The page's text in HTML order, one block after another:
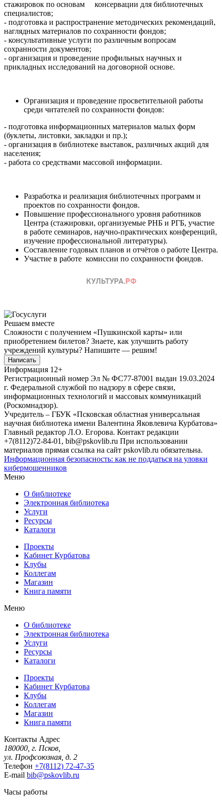
стажировок по основам консервации для библиотечных
специалистов;
- подготовка и распространение методических рекомендаций,
наглядных материалов по сохранности фондов;
- консультативные услуги по различным вопросам
сохранности документов;
- организация и проведение профильных научных и
прикладных исследований на договорной основе.
Организация и проведение просветительной работы
среди читателей по сохранности фондов:
- подготовка информационных материалов малых форм
(буклеты, листовки, закладки и пр.);
- организация в библиотеке выставок, различных акций для
населения;
- работа со средствами массовой информации.
Разработка и реализация библиотечных программ и
проектов по сохранности фондов.
Повышение профессионального уровня работников
Центра (стажировки, организуемые РНБ и РГБ, участие
в работе семинаров, научно-практических конференций,
изучение профессиональной литературы).
Составление годовых планов и отчётов о работе Центра.
Участие в работе комиссии по сохранности фондов.
Решаем вместе
Сложности с получением «Пушкинской карты» или
приобретением билетов? Знаете, как улучшить работу
учреждений культуры? Напишите — решим!
Написать
Информация 12+
Регистрационный номер Эл № ФС77-87001 выдан 19.03.2024
г. Федеральной службой по надзору в сфере связи,
информационных технологий и массовых коммуникаций
(Роскомнадзор).
Учредитель – ГБУК «Псковская областная универсальная
научная библиотека имени Валентина Яковлевича Курбатова»
Главный редактор Л.О. Егорова. Контакт редакции
+7(8112)72-84-01, bib@pskovlib.ru При использовании
материалов прямая ссылка на сайт pskovlib.ru обязательна.
Информационная безопасность: как не поддаться на уловки
кибермошенников
Меню
О библиотеке
Электронная библиотека
Услуги
Ресурсы
Каталоги
Проекты
Кабинет Курбатова
Клубы
Коллегам
Магазин
Книга памяти
Меню
О библиотеке
Электронная библиотека
Услуги
Ресурсы
Каталоги
Проекты
Кабинет Курбатова
Клубы
Коллегам
Магазин
Книга памяти
Контакты Адрес
180000, г. Псков,
ул. Профсоюзная, д. 2
Телефон +7(8112) 72-47-35
E-mail bib@pskovlib.ru
Часы работы